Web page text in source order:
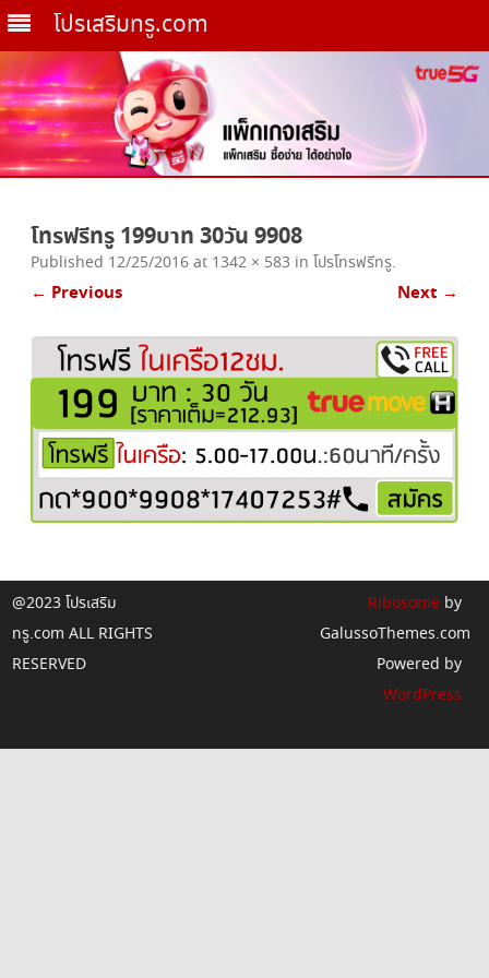
โปรเสริมทรู.com
content
โทรฟรีทรู 199บาท 30วัน 9908
Published 12/25/2016 at 1342 × 583 in โปรโทรฟรีทรู.
← Previous Next →
@2023 โปรเสริม
ทรู.com ALL RIGHTS
RESERVED
Ribosomeby
GalussoThemes.com
Powered by
WordPress